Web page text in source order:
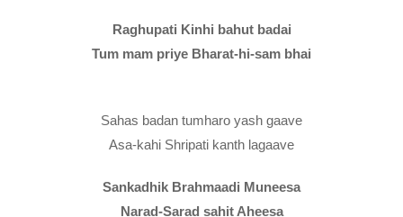
Raghupati Kinhi bahut badai
Tum mam priye Bharat-hi-sam bhai
Sahas badan tumharo yash gaave
Asa-kahi Shripati kanth lagaave
Sankadhik Brahmaadi Muneesa
Narad-Sarad sahit Aheesa